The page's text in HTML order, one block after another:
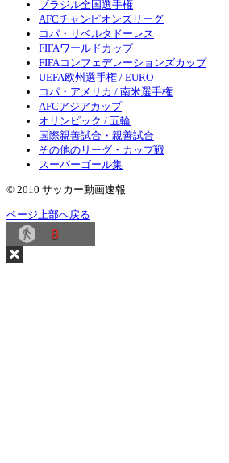
ブラジル全国選手権
AFCチャンピオンズリーグ
コパ・リベルタドーレス
FIFAワールドカップ
FIFAコンフェデレーションズカップ
UEFA欧州選手権 / EURO
コパ・アメリカ / 南米選手権
AFCアジアカップ
オリンピック / 五輪
国際親善試合・親善試合
その他のリーグ・カップ戦
スーパーゴール集
© 2010 サッカー動画速報
ページ上部へ戻る
8